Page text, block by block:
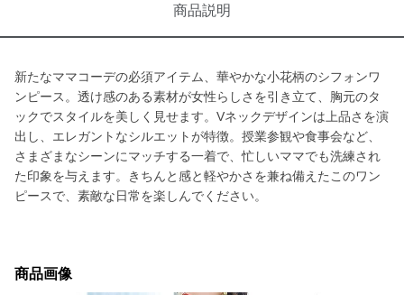
商品説明
新たなママコーデの必須アイテム、華やかな小花柄のシフォンワ
ンピース。透け感のある素材が女性らしさを引き立て、胸元のタ
ックでスタイルを美しく見せます。Vネックデザインは上品さを演
出し、エレガントなシルエットが特徴。授業参観や食事会など、
さまざまなシーンにマッチする一着で、忙しいママでも洗練され
た印象を与えます。きちんと感と軽やかさを兼ね備えたこのワン
ピースで、素敵な日常を楽しんでください。
商品画像